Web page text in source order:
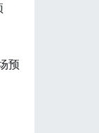
预